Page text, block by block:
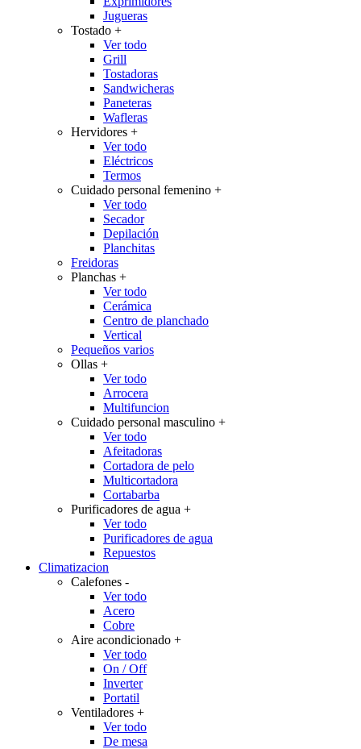
Jugueras
Tostado +
Ver todo
Grill
Tostadoras
Sandwicheras
Paneteras
Wafleras
Hervidores +
Ver todo
Eléctricos
Termos
Cuidado personal femenino +
Ver todo
Secador
Depilación
Planchitas
Freidoras
Planchas +
Ver todo
Cerámica
Centro de planchado
Vertical
Pequeños varios
Ollas +
Ver todo
Arrocera
Multifuncion
Cuidado personal masculino +
Ver todo
Afeitadoras
Cortadora de pelo
Multicortadora
Cortabarba
Purificadores de agua +
Ver todo
Purificadores de agua
Repuestos
Climatizacion
Calefones -
Ver todo
Acero
Cobre
Aire acondicionado +
Ver todo
On / Off
Inverter
Portatil
Ventiladores +
Ver todo
De mesa